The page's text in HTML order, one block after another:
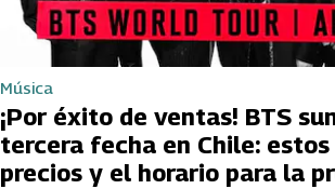
Música
¡Por éxito de ventas! BTS
tercera fecha en Chile: estos
precios y el horario para la